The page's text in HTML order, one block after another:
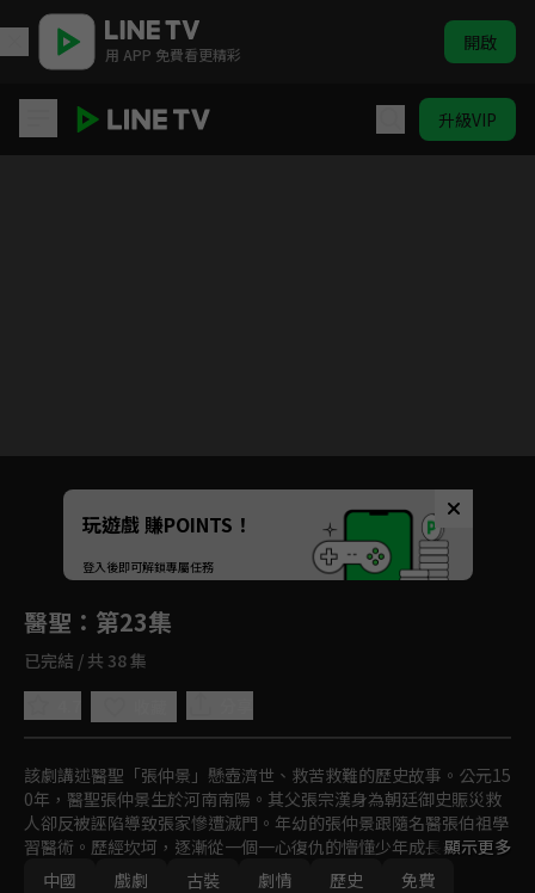
用 APP 免費看更精彩 開啟
升級VIP
Unmute
如有不便請見諒
玩遊戲 賺POINTS！
登入後即可解鎖專屬任務
醫聖 ：第23集
已完結 / 共 38 集
該劇講述醫聖「張仲景」懸壺濟世、救苦救難的歷史故事。公元15
0年，醫聖張仲景生於河南南陽。其父張宗漢身為朝廷御史賑災救
人卻反被誣陷導致張家慘遭滅門。年幼的張仲景跟隨名醫張伯祖學
習醫術。歷經坎坷，逐漸從一個一心復仇的懵懂少年成長為一個懸
壺濟世的濟世神醫。
顯示更多
中國
戲劇 古裝 劇情 歷史
免費